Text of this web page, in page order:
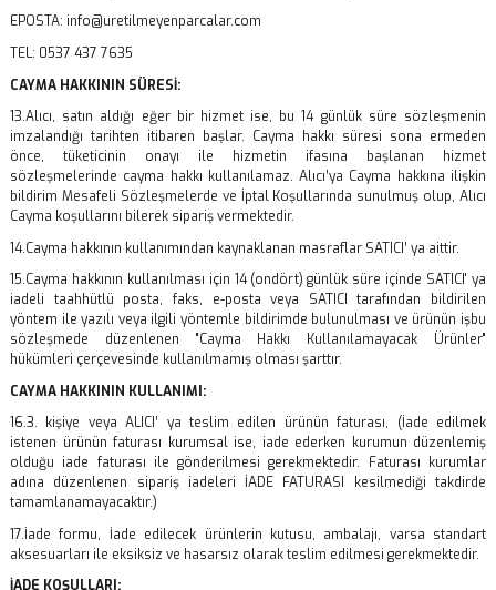
EPOSTA: info@uretilmeyenparcalar.com
TEL: 0537 437 7635
CAYMA HAKKININ SÜRESİ:
13.Alıcı, satın aldığı eğer bir hizmet ise, bu 14 günlük süre sözleşmenin
imzalandığı tarihten itibaren başlar. Cayma hakkı süresi sona ermeden
önce, tüketicinin onayı ile hizmetin ifasına başlanan hizmet
sözleşmelerinde cayma hakkı kullanılamaz. Alıcı’ya Cayma hakkına ilişkin
bildirim Mesafeli Sözleşmelerde ve İptal Koşullarında sunulmuş olup, Alıcı
Cayma koşullarını bilerek sipariş vermektedir.
14.Cayma hakkının kullanımından kaynaklanan masraflar SATICI’ ya aittir.
15.Cayma hakkının kullanılması için 14 (ondört) günlük süre içinde SATICI' ya
iadeli taahhütlü posta, faks, e-posta veya SATICI tarafından bildirilen
yöntem ile yazılı veya ilgili yöntemle bildirimde bulunulması ve ürünün işbu
sözleşmede düzenlenen "Cayma Hakkı Kullanılamayacak Ürünler"
hükümleri çerçevesinde kullanılmamış olması şarttır.
CAYMA HAKKININ KULLANIMI:
16.3. kişiye veya ALICI’ ya teslim edilen ürünün faturası, (İade edilmek
istenen ürünün faturası kurumsal ise, iade ederken kurumun düzenlemiş
olduğu iade faturası ile gönderilmesi gerekmektedir. Faturası kurumlar
adına düzenlenen sipariş iadeleri İADE FATURASI kesilmediği takdirde
tamamlanamayacaktır.)
17.İade formu, İade edilecek ürünlerin kutusu, ambalajı, varsa standart
aksesuarları ile eksiksiz ve hasarsız olarak teslim edilmesi gerekmektedir.
İADE KOŞULLARI: